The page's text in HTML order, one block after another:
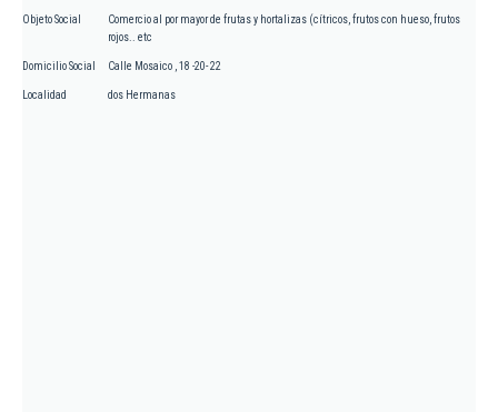
Objeto Social
Comercio al por mayor de frutas y hortalizas (cítricos, frutos con hueso, frutos
rojos.. etc
Domicilio Social Calle Mosaico , 18 -20- 22
Localidad dos Hermanas